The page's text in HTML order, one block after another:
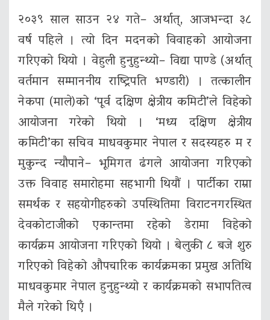
२०३९ साल साउन २४ गते– अर्थात्, आजभन्दा ३८
वर्ष पहिले । त्यो दिन मदनको विवाहको आयोजना
गरिएको थियो । वेहुली हुनुहुन्थ्यो– विद्या पाण्डे (अर्थात्
वर्तमान सम्माननीय राष्ट्रिपति भण्डारी) । तत्कालीन
नेकपा (माले)को ‘पूर्व दक्षिण क्षेत्रीय कमिटी’ले विहेको
आयोजना गरेको थियो । ‘मध्य दक्षिण क्षेत्रीय
कमिटी’का सचिव माधवकुमार नेपाल र सदस्यहरु म र
मुकुन्द न्यौपाने– भूमिगत ढंगले आयोजना गरिएको
उक्त विवाह समारोहमा सहभागी थियौं । पार्टीका राम्रा
समर्थक र सहयोगीहरुको उपस्थितिमा विराटनगरस्थित
देवकोटाजीको एकान्तमा रहेको डेरामा विहेको
कार्यक्रम आयोजना गरिएको थियो । बेलुकी ८ बजे शुरु
गरिएको विहेको औपचारिक कार्यक्रमका प्रमुख अतिथि
माधवकुमार नेपाल हुनुहुन्थ्यो र कार्यक्रमको सभापतित्व
मैले गरेको थिएँ ।